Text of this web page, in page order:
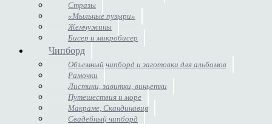
Стразы
«Мыльные пузыри»
Жемчужины
Бисер и микробисер
Чипборд
Объемный чипборд и заготовки для альбомов
Рамочки
Листики, завитки, виньетки
Путешествия и море
Макраме, Скандинавия
Свадебный чипборд